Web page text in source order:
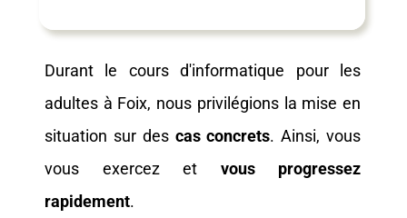
Durant le
cours d'informatique pour les
adultes à Foix, nous privilégions la mise en
situation sur des cas concrets. Ainsi, vous
vous exercez et vous progressez
rapidement.